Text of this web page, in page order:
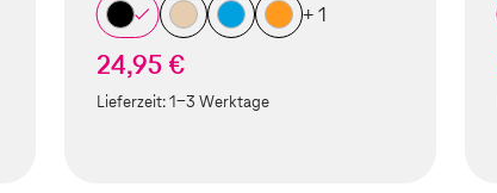
+ 1
24,95 €
Lieferzeit:1-3 Werktage